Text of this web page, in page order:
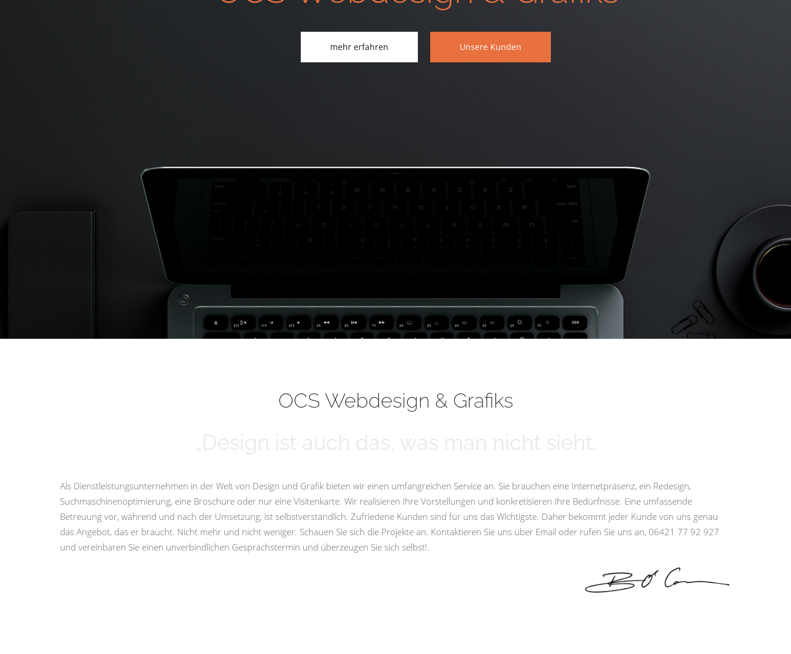
mehr erfahren Unsere Kunden
OCS Webdesign & Grafiks
Als Dienstleistungsunternehmen in der Welt von Design und Grafik bieten wir einen umfangreichen Service an. Sie brauchen eine Internetpräsenz, ein Redesign,
Suchmaschinenoptimierung, eine Broschüre oder nur eine Visitenkarte. Wir realisieren Ihre Vorstellungen und konkretisieren Ihre Bedürfnisse. Eine umfassende
Betreuung vor, während und nach der Umsetzung, ist selbstverständlich. Zufriedene Kunden sind für uns das Wichtigste. Daher bekommt jeder Kunde von uns genau
das Angebot, das er braucht. Nicht mehr und nicht weniger. Schauen Sie sich die Projekte an. Kontaktieren Sie uns über Email oder rufen Sie uns an, 06421 77 92 927
und vereinbaren Sie einen unverbindlichen Gesprächstermin und überzeugen Sie sich selbst!.